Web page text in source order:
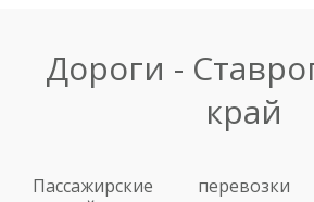
Дороги -
край
Пассажирские перевозки